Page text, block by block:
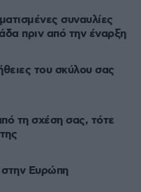
συναυλίες
πριν από την έναρξη
του σκύλου σας
τη σχέση σας, τότε
στην Ευρώπη